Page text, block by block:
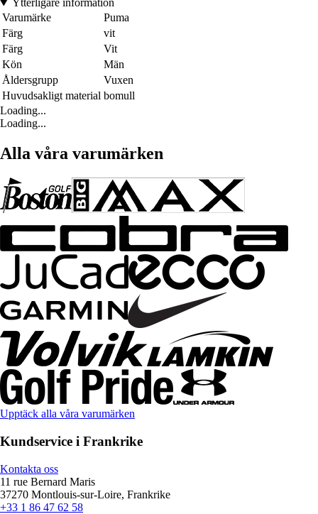
Ytterligare information
Varumärke
Puma
Färg
vit
Färg
Vit
Kön
Män
Åldersgrupp
Vuxen
Huvudsakligt material bomull
Loading...
Loading...
Alla våra varumärken
Upptäck alla våra varumärken
Kundservice i Frankrike
Kontakta oss
11 rue Bernard Maris
37270 Montlouis-sur-Loire, Frankrike
+33 1 86 47 62 58